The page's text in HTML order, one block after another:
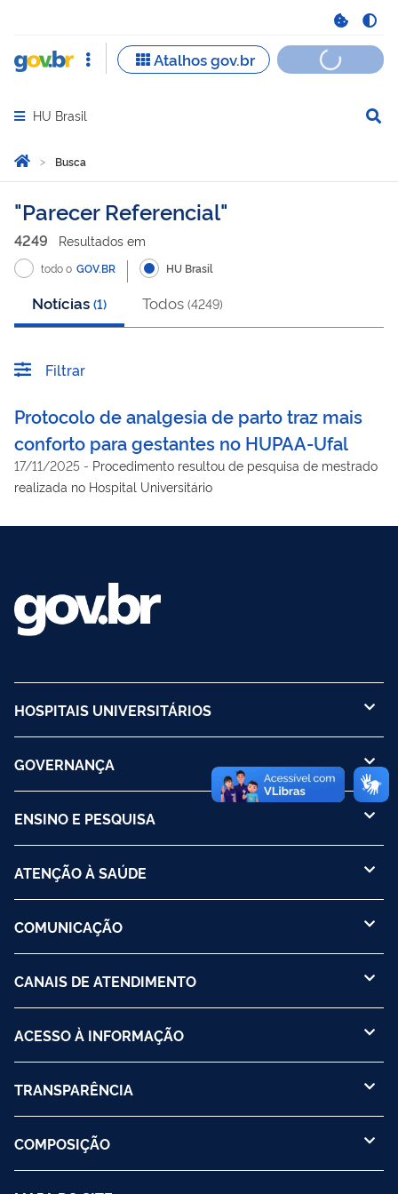
Abrir menu principal de navegação
HU Brasil
Você está aqui:
Página Inicial
Busca
Busca
Parecer Referencial
4249 Resultados em
todo o GOV.BR HU Brasil
Notícias (1) Todos (4249)
Filtrar
Protocolo de analgesia de parto traz mais
conforto para gestantes no HUPAA-Ufal
17/11/2025 - Procedimento resultou de pesquisa de mestrado
realizada no Hospital Universitário
HOSPITAIS UNIVERSITÁRIOS
GOVERNANÇA
ENSINO E PESQUISA
ATENÇÃO À SAÚDE
COMUNICAÇÃO
CANAIS DE ATENDIMENTO
ACESSO À INFORMAÇÃO
TRANSPARÊNCIA
COMPOSIÇÃO